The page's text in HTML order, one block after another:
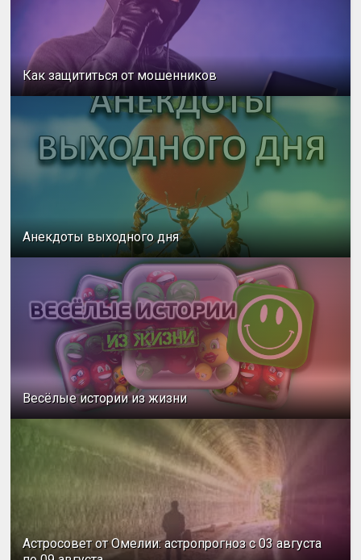
Как защититься от мошенников
Анекдоты выходного дня
Весёлые истории из жизни
Астросовет от Омелии: астропрогноз с 03 августа